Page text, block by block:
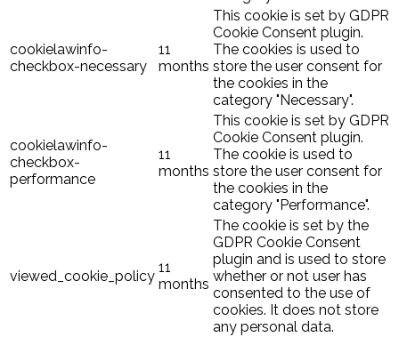
cookielawinfo-
checkbox-necessary
11
months
This cookie is set by GDPR
Cookie Consent plugin.
The cookies is used to
store the user consent for
the cookies in the
category "Necessary".
cookielawinfo-
checkbox-
performance
11
months
This cookie is set by GDPR
Cookie Consent plugin.
The cookie is used to
store the user consent for
the cookies in the
category "Performance".
viewed_cookie_policy
11
months
The cookie is set by the
GDPR Cookie Consent
plugin and is used to store
whether or not user has
consented to the use of
cookies. It does not store
any personal data.